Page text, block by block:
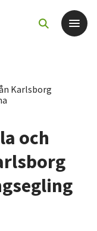
Karlsborg
och